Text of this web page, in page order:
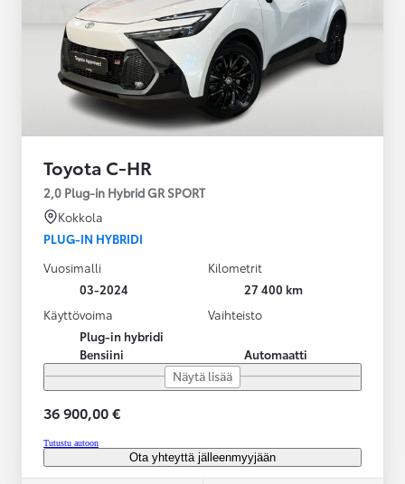
Toyota C-HR
2,0 Plug-in Hybrid GR SPORT
Kokkola
PLUG-IN HYBRIDI
Vuosimalli
03-2024
Kilometrit
27 400 km
Käyttövoima
Plug-in hybridi
Bensiini
Vaihteisto
Automaatti
Näytä lisää
36 900,00 €
Tutustu autoon
Ota yhteyttä jälleenmyyjään